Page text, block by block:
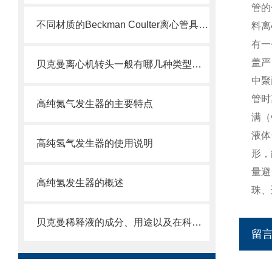
不同材质的Beckman Coulter离心管具有不同的使用特性
贝克曼离心机转头一般有哪几种类型呢？
高纯氮气发生器的主要特点
高纯氢气发生器的使用说明
高纯氢发生器的概述
贝克曼稀释液的成分、用途以及在科学研究中的重要性
管
料
有
盖
中
管
满
液
形
量
珠
留